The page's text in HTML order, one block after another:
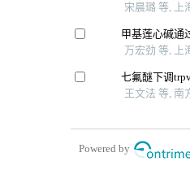
宋晨璐 等, 上
甲基莲心碱通
万宏劲 等, 上
七氟醚下调
王文法 等, 南
Powered by